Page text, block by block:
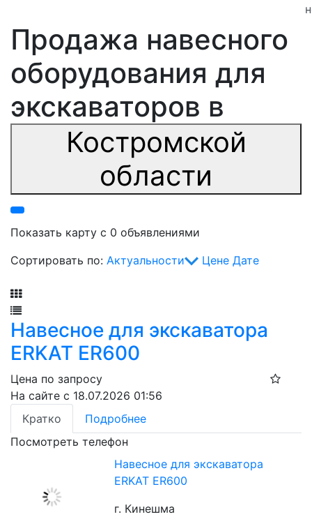
Продажа навесного
оборудования для
экскаваторов в
Костромской
области
Показать карту с 0 объявлениями
Сортировать по: Актуальности Цене Дате
Навесное для экскаватора
ERKAT ER600
Цена по запросу
На сайте с 18.07.2026 01:56
Кратко
Подробнее
Посмотреть телефон
Навесное для экскаватора
ERKAT ER600
г. Кинешма